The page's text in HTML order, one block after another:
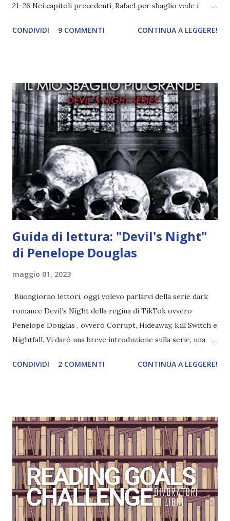
21-26 Nei capitoli precedenti, Rafael per sbaglio vede i
incontrano e Hesediel mostra loro come combattere i puri.
angelo puro, Elemiah. Ma, a differenza di cosa pensano,
l'angelo non ha intenzione di fare una strage, piuttosto è lì
per avvertili che Mikael non è più "l'angelo puro" che
credono e che potrebbe aver ucciso altri mezzi angeli, tipo
Rafael. A quelle parole, Haniel seguito da altri ibridi, si reca
nell'appartamento, senza risultati. Infine cercano nella
chiesetta. Lì trovano Rafael alle prese con gli angeli puri,
ma questa volta ...
CONDIVIDI 9 COMMENTI CONTINUA A LEGGERE!
Guida di lettura: "Devil's Night"
di Penelope Douglas
maggio 01, 2023
Buongiorno lettori, oggi volevo parlarvi della serie dark
romance Devil’s Night della regina di TikTok ovvero
Penelope Douglas , ovvero Corrupt, Hideaway, Kill Switch e
Nightfall. Vi darò una breve introduzione sulla serie, una
e anche un breve commento sui libri singoli. I libri sono in
grande (Devil's Night 1#) Autrice : Penelope Douglas
Pagine: 448 Editore: Newton Compton Editori
Pubblicazione: 10 Gennaio 2023 Traduttore: Laura Lancini
Trama: “Si chiama Michael Crist. È il fratello maggiore del
mio ragazzo ed è come quei film dell'orrore che guardi
coprendoti gli occhi. È bellissimo, forte, e assolutamente
terrificante. Non mi vede neppure. Ma io l'ho notato. L'ho
CONDIVIDI 2 COMMENTI CONTINUA A LEGGERE!